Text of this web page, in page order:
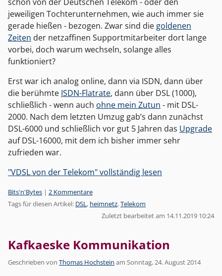
jeweiligen Tochterunternehmen, wie auch immer sie
gerade hießen - bezogen. Zwar sind die goldenen
Zeiten der netzaffinen Supportmitarbeiter dort lange
vorbei, doch warum wechseln, solange alles
funktioniert?
Erst war ich analog online, dann via ISDN, dann über
die berühmte ISDN-Flatrate, dann über DSL (1000),
schließlich - wenn auch ohne mein Zutun - mit DSL-
2000. Nach dem letzten Umzug gab’s dann zunächst
DSL-6000 und schließlich vor gut 5 Jahren das Upgrade
auf DSL-16000, mit dem ich bisher immer sehr
zufrieden war.
"VDSL von der Telekom" vollständig lesen
Kategorien:
Bits'n'Bytes | 2 Kommentare
Tags für diesen Artikel: DSL, heimnetz,Telekom
Zuletzt bearbeitet am 14.11.2019 10:24
Kafkaeske Kommunikation
Geschrieben von Thomas Hochstein am Sonntag, 24. August 2014